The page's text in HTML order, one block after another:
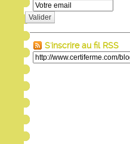
Valider
S'inscrire au fil RSS